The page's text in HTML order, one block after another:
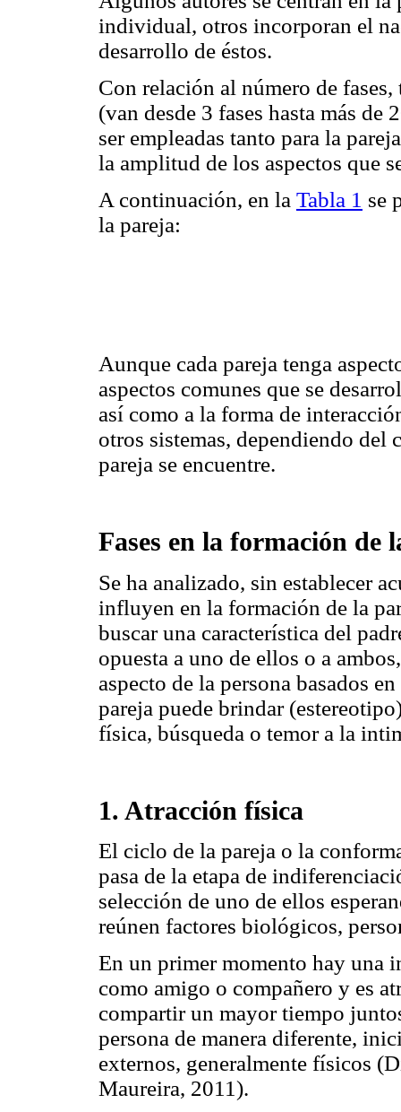
individual, otros incorporan el
desarrollo de éstos.
Con relación al número de
(van desde 3 fases hasta más
ser empleadas tanto para la
la amplitud de los aspectos que
A continuación, en la Tabla 1 se
la pareja:
Aunque cada pareja tenga
aspectos comunes que se
así como a la forma de
otros sistemas, dependiendo
pareja se encuentre.
Fases en la formación de
Se ha analizado, sin establecer
influyen en la formación de la
buscar una característica del
opuesta a uno de ellos o a
aspecto de la persona basados
pareja puede brindar
física, búsqueda o temor a la
1. Atracción física
El ciclo de la pareja o la
pasa de la etapa de
selección de uno de ellos
reúnen factores biológicos,
En un primer momento hay una
como amigo o compañero y es
compartir un mayor tiempo
persona de manera diferente,
externos, generalmente físicos
Maureira, 2011).